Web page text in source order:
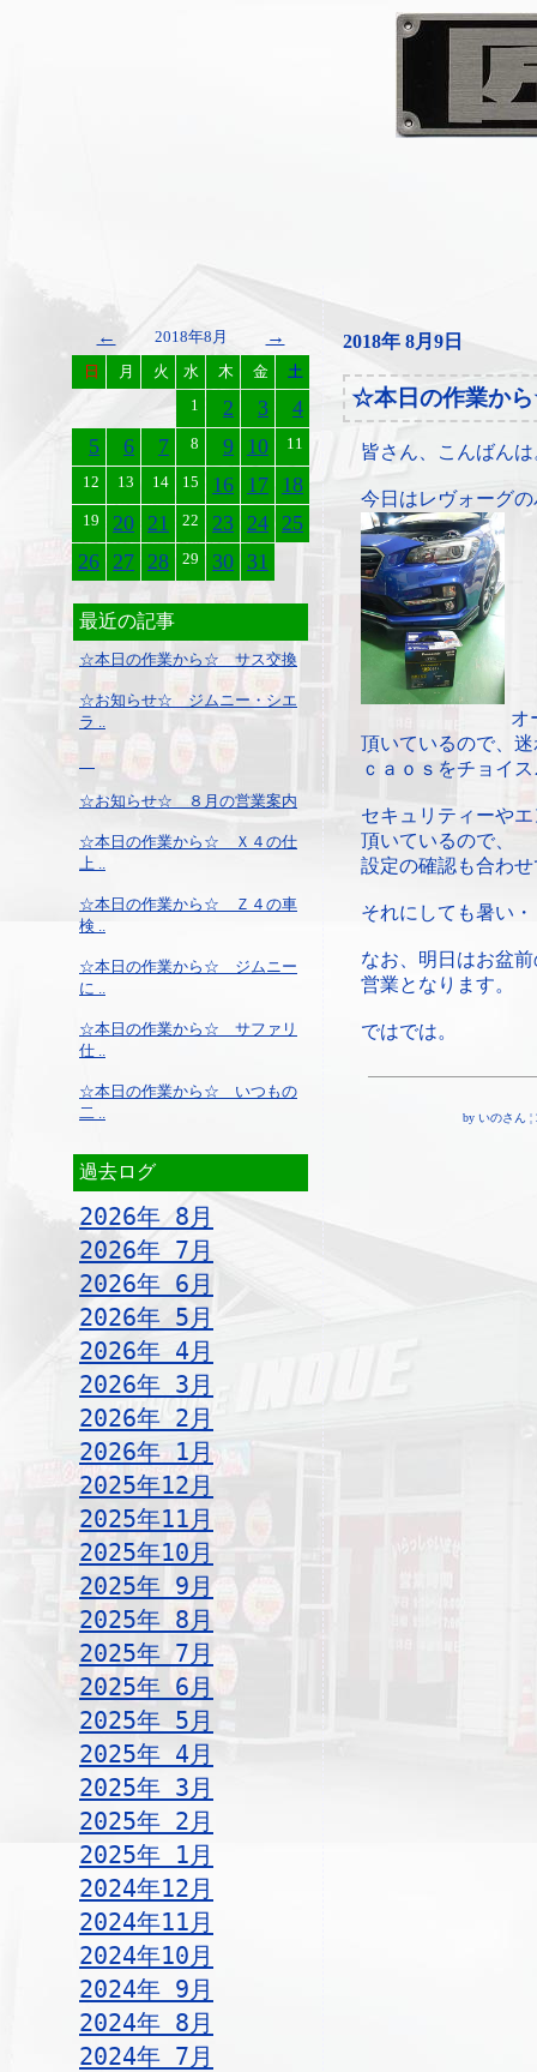
← 2018年8月 →
日 月 火 水 木 金
土
1
2 3
4
5
6 7 8 9 10 11
12 13 14 15 16 17 18
19 20 21 22 23 24 25
26 27 28 29 30 31
最近の記事
☆本日の作業から☆ サス交換
☆お知らせ☆ ジムニー・シエ
ラ ..
☆お知らせ☆ ８月の営業案内
☆本日の作業から☆ Ｘ４の仕
上 ..
☆本日の作業から☆ Ｚ４の車
検 ..
☆本日の作業から☆ ジムニー
に ..
☆本日の作業から☆ サファリ
仕 ..
☆本日の作業から☆ いつもの
二 ..
過去ログ
2026年 8月
2026年 7月
2026年 6月
2026年 5月
2026年 4月
2026年 3月
2026年 2月
2026年 1月
2025年12月
2025年11月
2025年10月
2025年 9月
2025年 8月
2025年 7月
2025年 6月
2025年 5月
2025年 4月
2025年 3月
2025年 2月
2025年 1月
2024年12月
2024年11月
2024年10月
2024年 9月
2024年 8月
2024年 7月
2018年 8月9日
☆本日の作業か
皆さん、こんばんは
今日はレヴォーグ
オ
頂いているので、
ｃａｏｓをチョイス
セキュリティーや
頂いているので、
設定の確認も合わ
それにしても暑い
なお、明日はお盆
営業となります。
ではでは。
by いのさん ¦